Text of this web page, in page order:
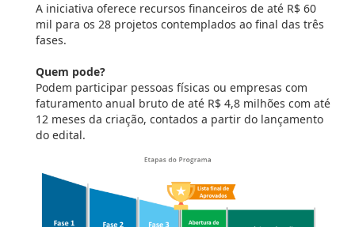
A iniciativa oferece recursos financeiros de até R$ 60
mil para os 28 projetos contemplados ao final das três
fases.
Quem pode?
Podem participar pessoas físicas ou empresas com
faturamento anual bruto de até R$ 4,8 milhões com até
12 meses da criação, contados a partir do lançamento
do edital.